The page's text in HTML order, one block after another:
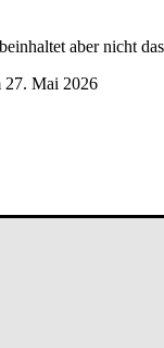
aber nicht
27. Mai 2026